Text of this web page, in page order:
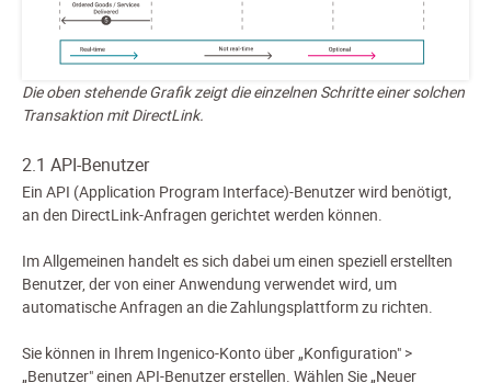
Die oben stehende Grafik zeigt die einzelnen Schritte einer solchen
Transaktion mit DirectLink.
2.1 API-Benutzer
Ein API (Application Program Interface)-Benutzer wird benötigt,
an den DirectLink-Anfragen gerichtet werden können.
Im Allgemeinen handelt es sich dabei um einen speziell erstellten
Benutzer, der von einer Anwendung verwendet wird, um
automatische Anfragen an die Zahlungsplattform zu richten.
Sie können in Ihrem Ingenico-Konto über „Konfiguration" >
„Benutzer" einen API-Benutzer erstellen. Wählen Sie „Neuer